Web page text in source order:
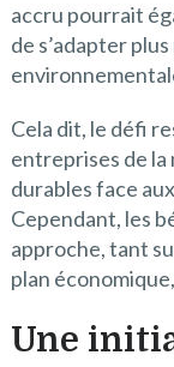
accru pourrait
de s’adapter
Cela dit, le défi
entreprises de la
durables face
Cependant, les
approche, tant
plan
Une